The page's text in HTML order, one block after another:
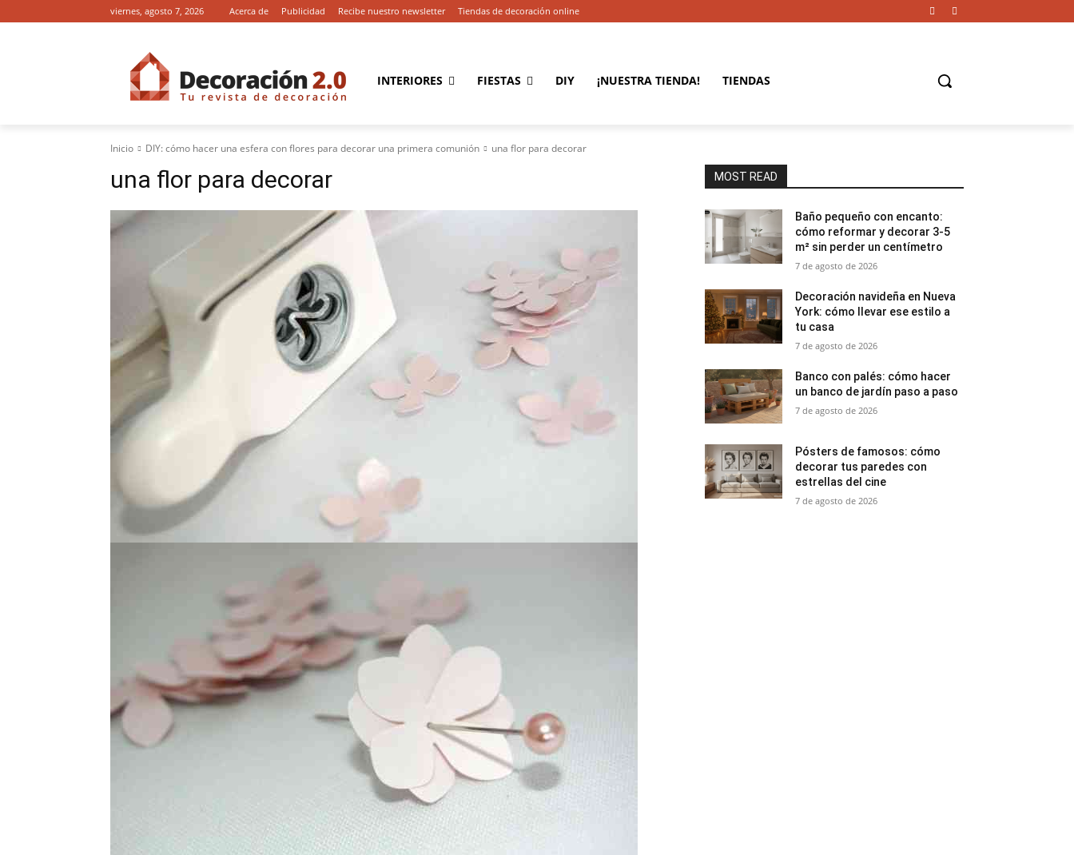
viernes, agosto 7, 2026 Acerca de Publicidad Recibe nuestro newsletter Tiendas de decoración online
INTERIORES FIESTAS DIY ¡NUESTRA TIENDA! TIENDAS
Inicio DIY: cómo hacer una esfera con flores para decorar una primera comunión una flor para decorar
una flor para decorar MOST READ
Baño pequeño con encanto:
cómo reformar y decorar 3-5
m² sin perder un centímetro
7 de agosto de 2026
Decoración navideña en Nueva
York: cómo llevar ese estilo a
tu casa
7 de agosto de 2026
Banco con palés: cómo hacer
un banco de jardín paso a paso
7 de agosto de 2026
Pósters de famosos: cómo
decorar tus paredes con
estrellas del cine
7 de agosto de 2026